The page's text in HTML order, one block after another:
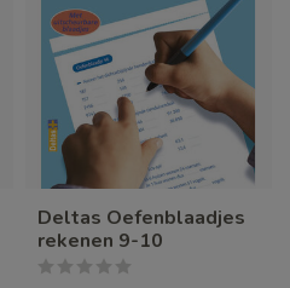
Deltas Oefenblaadjes
rekenen 9-10